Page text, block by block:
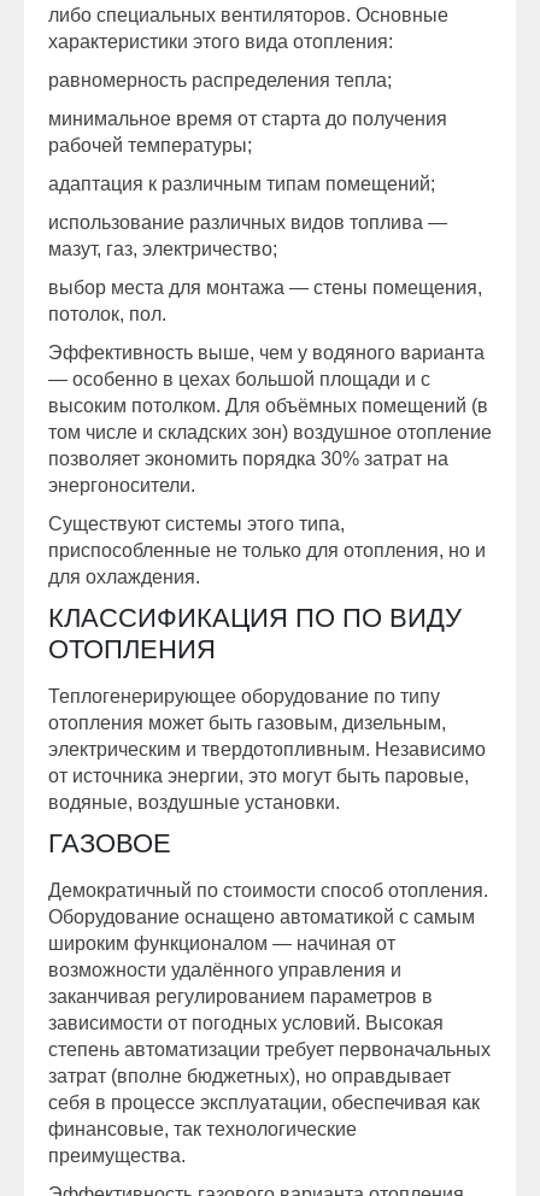
либо специальных вентиляторов. Основные
характеристики этого вида отопления:
равномерность распределения тепла;
минимальное время от старта до получения
рабочей температуры;
адаптация к различным типам помещений;
использование различных видов топлива —
мазут, газ, электричество;
выбор места для монтажа — стены помещения,
потолок, пол.
Эффективность выше, чем у водяного варианта
— особенно в цехах большой площади и с
высоким потолком. Для объёмных помещений (в
том числе и складских зон) воздушное отопление
позволяет экономить порядка 30% затрат на
энергоносители.
Существуют системы этого типа,
приспособленные не только для отопления, но и
для охлаждения.
КЛАССИФИКАЦИЯ ПО ПО ВИДУ
ОТОПЛЕНИЯ
Теплогенерирующее оборудование по типу
отопления может быть газовым, дизельным,
электрическим и твердотопливным. Независимо
от источника энергии, это могут быть паровые,
водяные, воздушные установки.
ГАЗОВОЕ
Демократичный по стоимости способ отопления.
Оборудование оснащено автоматикой с самым
широким функционалом — начиная от
возможности удалённого управления и
заканчивая регулированием параметров в
зависимости от погодных условий. Высокая
степень автоматизации требует первоначальных
затрат (вполне бюджетных), но оправдывает
себя в процессе эксплуатации, обеспечивая как
финансовые, так технологические
преимущества.